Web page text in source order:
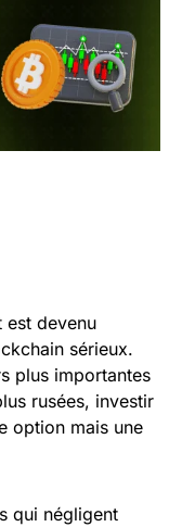
est devenu
sérieux.
plus importantes
rusées, investir
option mais une
qui négligent